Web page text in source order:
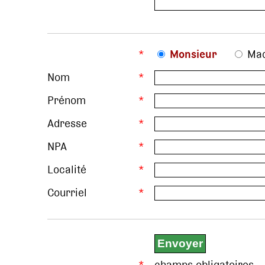
* Monsieur
Nom
*
Prénom
*
Adresse
*
NPA
*
Localité
*
Courriel
*